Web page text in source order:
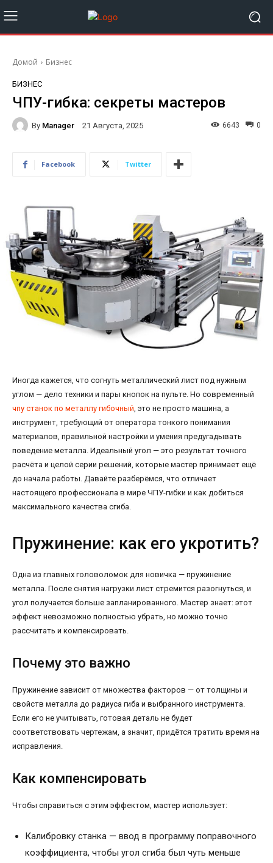
Домой Бизнес
БИЗНЕС
ЧПУ-гибка: секреты мастеров
By Manager 21 Августа, 2025 0
6643
Facebook Twitter
Иногда кажется, что согнуть металлический лист под нужным
углом — дело техники и пары кнопок на пульте. Но современный
чпу станок по металлу гибочный, это не просто машина, а
инструмент, требующий от оператора тонкого понимания
материалов, правильной настройки и умения предугадывать
поведение металла. Идеальный угол — это результат точного
расчёта и целой серии решений, которые мастер принимает ещё
до начала работы. Давайте разберёмся, что отличает
настоящего профессионала в мире ЧПУ-гибки и как добиться
максимального качества сгиба.
Пружинение: как его укротить?
Одна из главных головоломок для новичка — пружинение
металла. После снятия нагрузки лист стремится разогнуться, и
угол получается больше запланированного. Мастер знает: этот
эффект невозможно полностью убрать, но можно точно
рассчитать и компенсировать.
Почему это важно
Пружинение зависит от множества факторов — от толщины и
свойств металла до радиуса гиба и выбранного инструмента.
Если его не учитывать, готовая деталь не будет
соответствовать чертежам, а значит, придётся тратить время на
исправления.
Как компенсировать
Чтобы справиться с этим эффектом, мастер использует:
Калибровку станка — ввод в программу поправочного
коэффициента, чтобы угол сгиба был чуть меньше